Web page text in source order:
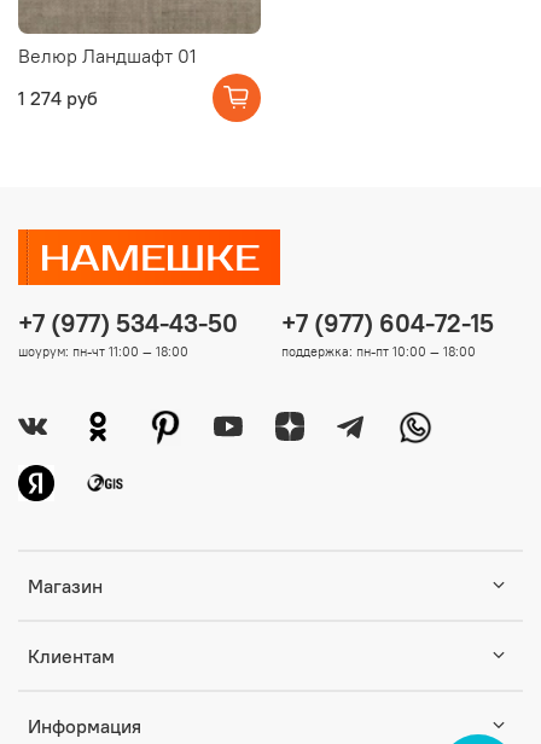
Велюр Ландшафт 01
1 274 руб
Магазин
Клиентам
Информация
+7 (977) 534-43-50
шоурум: пн-чт 11:00 — 18:00
+7 (977) 604-72-15
поддержка: пн-пт 10:00 — 18:00